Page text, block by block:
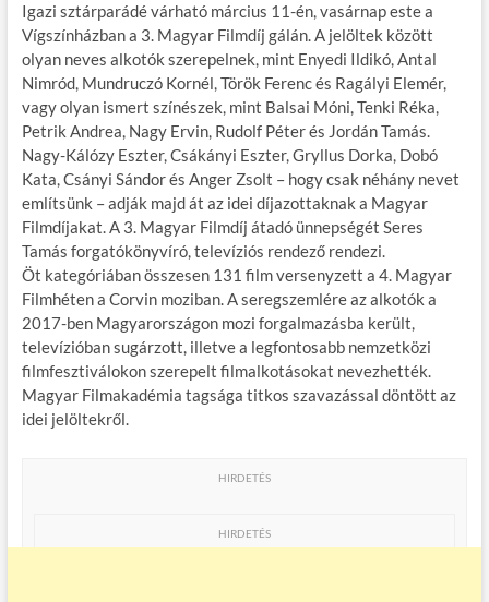
Igazi sztárparádé várható március 11-én, vasárnap este a
Vígszínházban a 3. Magyar Filmdíj gálán. A jelöltek között
olyan neves alkotók szerepelnek, mint Enyedi Ildikó, Antal
Nimród, Mundruczó Kornél, Török Ferenc és Ragályi Elemér,
vagy olyan ismert színészek, mint Balsai Móni, Tenki Réka,
Petrik Andrea, Nagy Ervin, Rudolf Péter és Jordán Tamás.
Nagy-Kálózy Eszter, Csákányi Eszter, Gryllus Dorka, Dobó
Kata, Csányi Sándor és Anger Zsolt – hogy csak néhány nevet
említsünk – adják majd át az idei díjazottaknak a Magyar
Filmdíjakat. A 3. Magyar Filmdíj átadó ünnepségét Seres
Tamás forgatókönyvíró, televíziós rendező rendezi.
Öt kategóriában összesen 131 film versenyzett a 4. Magyar
Filmhéten a Corvin moziban. A seregszemlére az alkotók a
2017-ben Magyarországon mozi forgalmazásba került,
televízióban sugárzott, illetve a legfontosabb nemzetközi
filmfesztiválokon szerepelt filmalkotásokat nevezhették.
Magyar Filmakadémia tagsága titkos szavazással döntött az
idei jelöltekről.
HIRDETÉS
HIRDETÉS